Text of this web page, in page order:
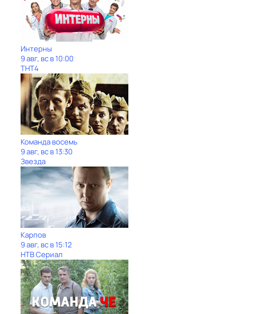
Интерны
9 авг, вс в 10:00
ТНТ4
Команда восемь
9 авг, вс в 13:30
Звезда
Карпов
9 авг, вс в 15:12
НТВ Сериал